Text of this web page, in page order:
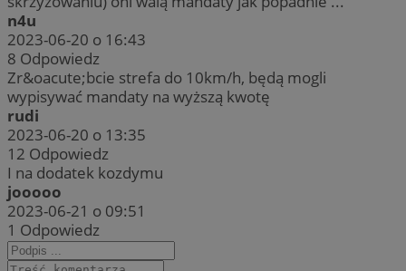
n4u
2023-06-20 o 16:43
8 Odpowiedz
Zr&oacute;bcie strefa do 10km/h, będą mogli
wypisywać mandaty na wyższą kwotę
rudi
2023-06-20 o 13:35
12 Odpowiedz
I na dodatek kozdymu
jooooo
2023-06-21 o 09:51
1 Odpowiedz